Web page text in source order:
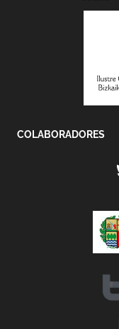
COLABORADORES